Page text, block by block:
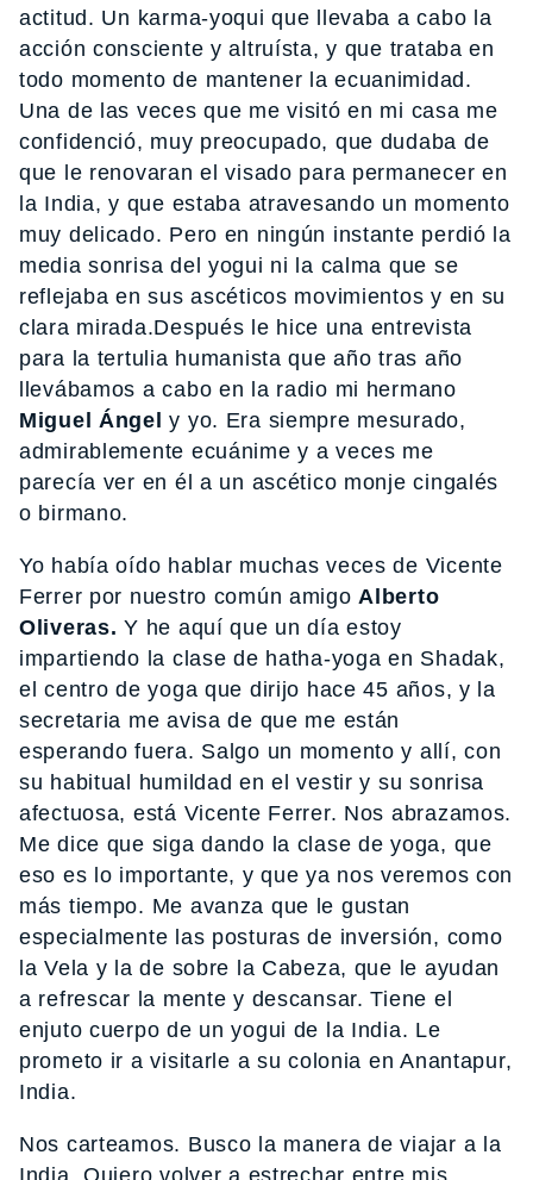
actitud. Un karma-yoqui que llevaba a cabo la
acción consciente y altruísta, y que trataba en
todo momento de mantener la ecuanimidad.
Una de las veces que me visitó en mi casa me
confidenció, muy preocupado, que dudaba de
que le renovaran el visado para permanecer en
la India, y que estaba atravesando un momento
muy delicado. Pero en ningún instante perdió la
media sonrisa del yogui ni la calma que se
reflejaba en sus ascéticos movimientos y en su
clara mirada.Después le hice una entrevista
para la tertulia humanista que año tras año
llevábamos a cabo en la radio mi hermano
Miguel Ángel y yo. Era siempre mesurado,
admirablemente ecuánime y a veces me
parecía ver en él a un ascético monje cingalés
o birmano.
Yo había oído hablar muchas veces de Vicente
Ferrer por nuestro común amigo Alberto
Oliveras. Y he aquí que un día estoy
impartiendo la clase de hatha-yoga en Shadak,
el centro de yoga que dirijo hace 45 años, y la
secretaria me avisa de que me están
esperando fuera. Salgo un momento y allí, con
su habitual humildad en el vestir y su sonrisa
afectuosa, está Vicente Ferrer. Nos abrazamos.
Me dice que siga dando la clase de yoga, que
eso es lo importante, y que ya nos veremos con
más tiempo. Me avanza que le gustan
especialmente las posturas de inversión, como
la Vela y la de sobre la Cabeza, que le ayudan
a refrescar la mente y descansar. Tiene el
enjuto cuerpo de un yogui de la India. Le
prometo ir a visitarle a su colonia en Anantapur,
India.
Nos carteamos. Busco la manera de viajar a la
India, Quiero volver a estrechar entre mis